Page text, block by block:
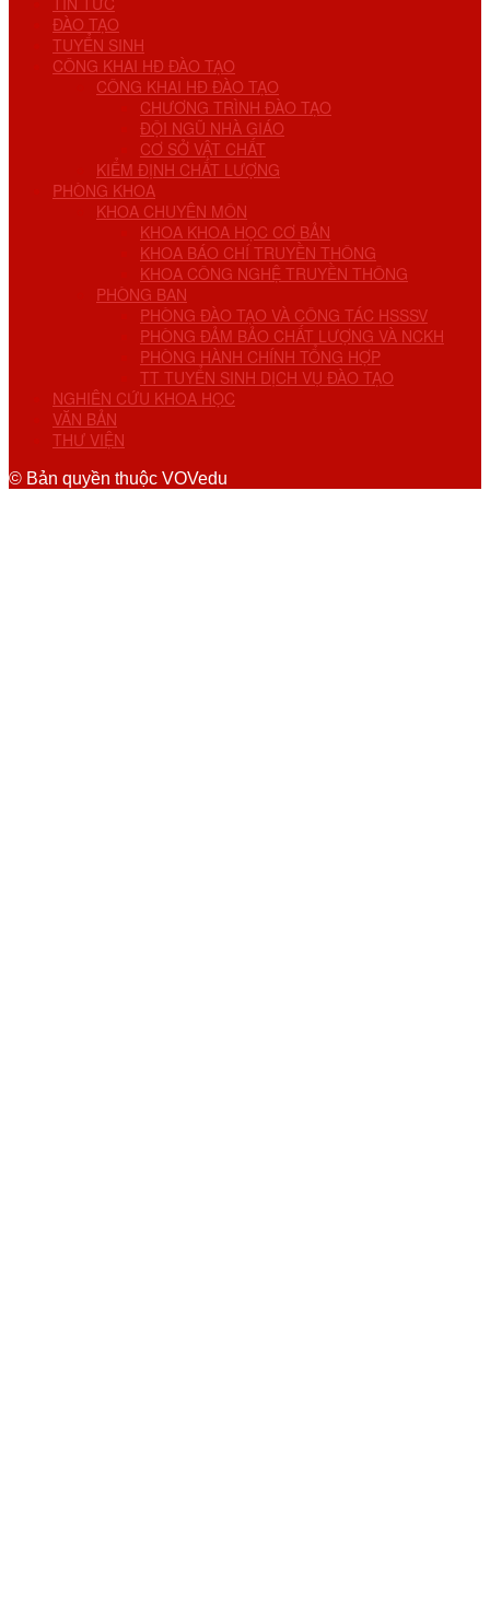
ĐÀO TẠO
TUYỂN SINH
CÔNG KHAI HĐ ĐÀO TẠO
CÔNG KHAI HĐ ĐÀO TẠO
CHƯƠNG TRÌNH ĐÀO TẠO
ĐỘI NGŨ NHÀ GIÁO
CƠ SỞ VẬT CHẤT
KIỂM ĐỊNH CHẤT LƯỢNG
PHÒNG KHOA
KHOA CHUYÊN MÔN
KHOA KHOA HỌC CƠ BẢN
KHOA BÁO CHÍ TRUYỀN THÔNG
KHOA CÔNG NGHỆ TRUYỀN THÔNG
PHÒNG BAN
PHÒNG ĐÀO TẠO VÀ CÔNG TÁC HSSSV
PHÒNG ĐẢM BẢO CHẤT LƯỢNG VÀ NCKH
PHÒNG HÀNH CHÍNH TỔNG HỢP
TT TUYỂN SINH DỊCH VỤ ĐÀO TẠO
NGHIÊN CỨU KHOA HỌC
VĂN BẢN
THƯ VIỆN
© Bản quyền thuộc VOVedu